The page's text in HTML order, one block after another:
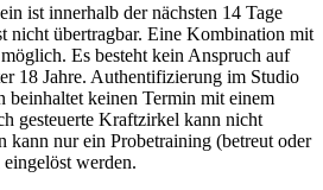
ist innerhalb der nächsten 14 Tage
nicht übertragbar. Eine Kombination mit
Es besteht kein Anspruch auf
18 Jahre. Authentifizierung im Studio
beinhaltet keinen Termin mit einem
gesteuerte Kraftzirkel kann nicht
kann nur ein Probetraining (betreut oder
werden.